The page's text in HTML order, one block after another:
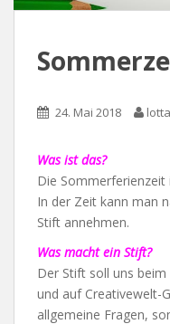
24. Mai 2018
Was ist das?
Die
In der Zeit kann man
Stift annehmen.
Was macht ein Stift?
Der Stift soll uns
und auf Creativewelt-
allgemeine Fragen,